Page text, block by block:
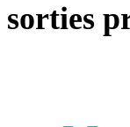
sorties